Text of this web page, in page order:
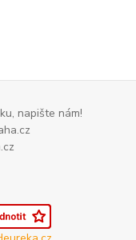
napište nám!